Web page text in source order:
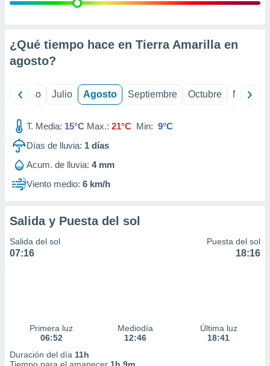
e
mediante
de
1199
¿Qué tiempo hace en Tierra Amarilla en
agosto?
Junio Julio Agosto Septiembre Octubre
T. Media: 15°C Max.: 21°C Min: 9°C
Días de lluvia: 1 días
Acum. de lluvia: 4 mm
Viento medio: 6 km/h
Salida y Puesta del sol
Salida del sol
07:16
Puesta del sol
18:16
Primera luz
06:52
Mediodía
12:46
Última luz
18:41
Duración del día 11h